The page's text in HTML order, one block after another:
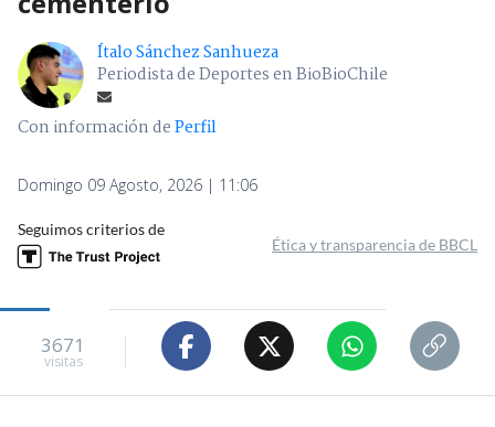
Ítalo Sánchez Sanhueza
Periodista de Deportes en BioBioChile
Con información dePerfil
Domingo 09 Agosto, 2026 | 11:06
Seguimos criterios de
Ética y transparencia de BBCL
3671
visitas